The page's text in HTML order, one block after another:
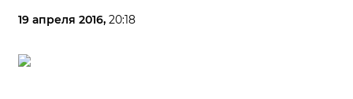
19 апреля 2016, 20:18